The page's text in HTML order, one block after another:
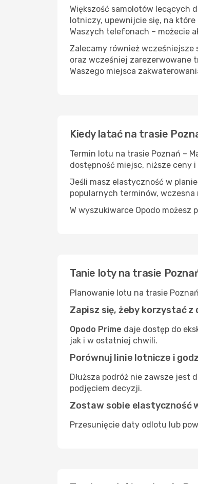
Większość samolotów lecących
lotniczy, upewnijcie się, na które
Waszych telefonach – możecie
Zalecamy również
oraz wcześniej zarezerwowane
Waszego miejsca
Kiedy latać na trasie
Termin lotu na trasie Poznań –
dostępność miejsc, niższe ceny
Jeśli masz elastyczność w
popularnych terminów,
W wyszukiwarce Opodo możesz
Tanie loty na trasie
Planowanie lotu na trasie
Zapisz się, żeby korzystać z
Opodo Prime daje dostęp do
jak i w ostatniej chwili.
Porównuj linie lotnicze i
Dłuższa podróż nie zawsze
podjęciem decyzji.
Zostaw sobie elastyczność
Przesunięcie daty odlotu lub